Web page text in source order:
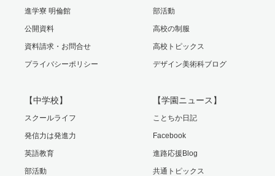
進学寮 明倫館
公開資料
資料請求・お問合せ
プライバシーポリシー
部活動
高校の制服
高校トピックス
デザイン美術科ブログ
【中学校】
スクールライフ
発信力は発進力
英語教育
部活動
【学園ニュース】
ことちか日記
Facebook
進路応援Blog
共通トピックス